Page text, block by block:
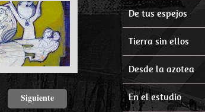
Siguiente
De tus espejos
Tierra sin ellos
Desde la azotea
En el estudio